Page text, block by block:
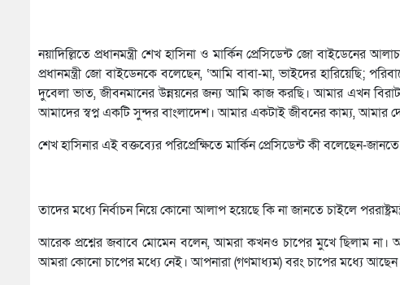
নয়াদিল্লিতে প্রধানমন্ত্রী শেখ হাসিনা ও মার্কিন প্রেসিডেন্ট জো
প্রধানমন্ত্রী জো বাইডেনকে বলেছেন, ‘আমি বাবা-মা, ভাইদের হারিয়েছি;
দুবেলা ভাত, জীবনমানের উন্নয়নের জন্য আমি কাজ করছি। আমার এখন
আমাদের স্বপ্ন একটি সুন্দর বাংলাদেশ। আমার একটাই জীবনের কাম্য, আমার
শেখ হাসিনার এই বক্তব্যের পরিপ্রেক্ষিতে মার্কিন প্রেসিডেন্ট কী বলেছেন-
তাদের মধ্যে নির্বাচন নিয়ে কোনো আলাপ হয়েছে কি না জানতে চাইলে
আরেক প্রশ্নের জবাবে মোমেন বলেন, আমরা কখনও চাপের মুখে ছিলাম না।
আমরা কোনো চাপের মধ্যে নেই। আপনারা (গণমাধ্যম) বরং চাপের মধ্যে